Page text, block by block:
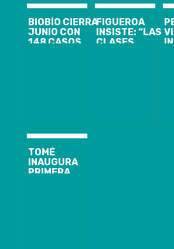
BIOBÍO CIERRA
JUNIO CON
148 CASOS
LOTA
FIGUEROA
INSISTE: “LAS
CLASES
TOMÉ
INAUGURA
PRIMERA